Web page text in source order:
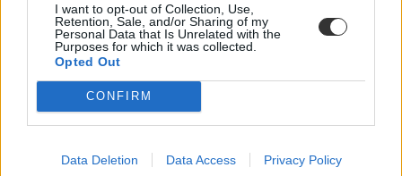
I want to opt-out of Collection, Use,
Retention, Sale, and/or Sharing of my
Personal Data that Is Unrelated with the
Purposes for which it was collected.
Opted Out
CONFIRM
Data Deletion Data Access Privacy Policy